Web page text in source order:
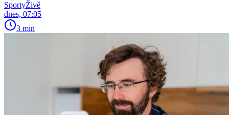
SportyŽivě
dnes, 07:05
3 min